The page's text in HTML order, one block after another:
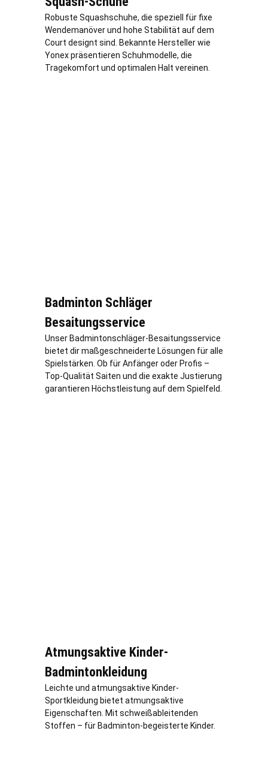
Robuste Squashschuhe, die speziell für fixe
Wendemanöver und hohe Stabilität auf dem
Court designt sind. Bekannte Hersteller wie
Yonex präsentieren Schuhmodelle, die
Tragekomfort und optimalen Halt vereinen.
Badminton Schläger
Besaitungsservice
Unser Badmintonschläger-Besaitungsservice
bietet dir maßgeschneiderte Lösungen für alle
Spielstärken. Ob für Anfänger oder Profis –
Top-Qualität Saiten und die exakte Justierung
garantieren Höchstleistung auf dem Spielfeld.
Atmungsaktive Kinder-
Badmintonkleidung
Leichte und atmungsaktive Kinder-
Sportkleidung bietet atmungsaktive
Eigenschaften. Mit schweißableitenden
Stoffen – für Badminton-begeisterte Kinder.